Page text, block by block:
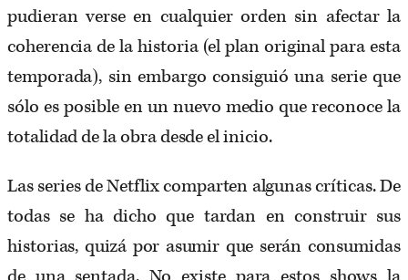
pudieran verse en cualquier orden sin afectar la
coherencia de la historia (el plan original para esta
temporada), sin embargo consiguió una serie que
sólo es posible en un nuevo medio que reconoce la
totalidad de la obra desde el inicio.
Las series de Netflix comparten algunas críticas. De
todas se ha dicho que tardan en construir sus
historias, quizá por asumir que serán consumidas